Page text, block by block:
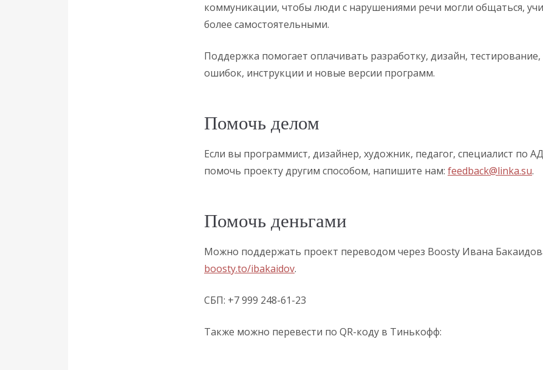
коммуникации, чтобы люди с нарушениями речи могли общаться,
более самостоятельными.
Поддержка помогает оплачивать разработку, дизайн,
ошибок, инструкции и новые версии программ.
Помочь делом
Если вы программист, дизайнер, художник, педагог, специалист по
помочь проекту другим способом, напишите нам: feedback@linka.su.
Помочь деньгами
Можно поддержать проект переводом через Boosty Ивана
boosty.to/ibakaidov.
СБП: +7 999 248-61-23
Также можно перевести по QR-коду в Тинькофф: